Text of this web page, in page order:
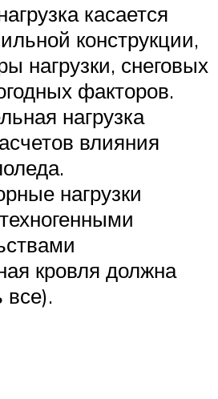
касается
конструкции,
нагрузки, снеговых
факторов.
нагрузка
влияния
нагрузки
кровля должна
все).